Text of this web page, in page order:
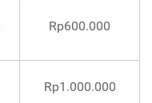
Rp600.000
Rp1.000.000